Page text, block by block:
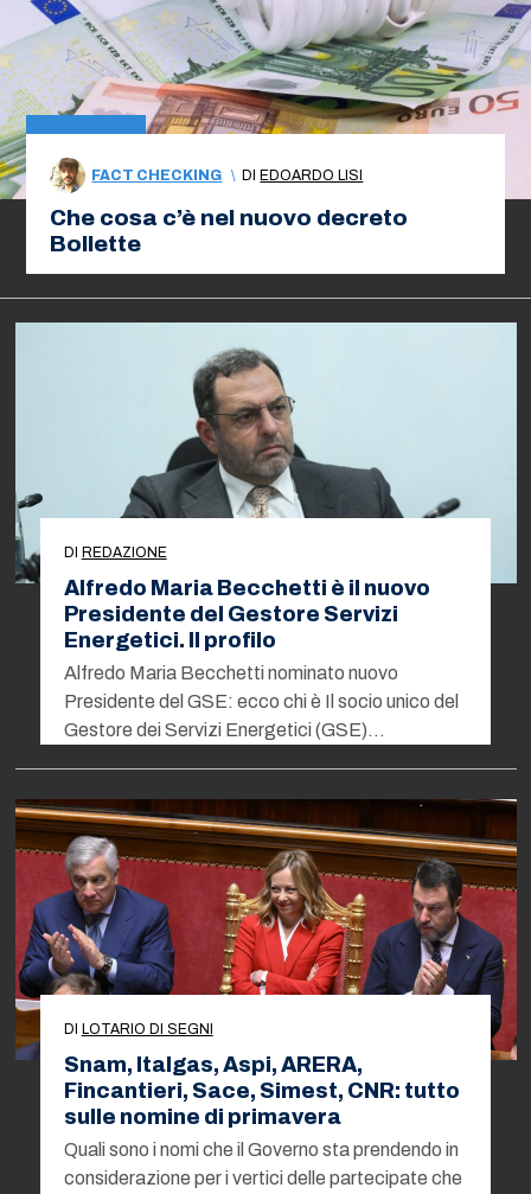
FACT CHECKING \ DIEDOARDO LISI
Che cosa c’è nel nuovo decreto
Bollette
DI REDAZIONE
Alfredo Maria Becchetti è il nuovo
Presidente del Gestore Servizi
Energetici. Il profilo
Alfredo Maria Becchetti nominato nuovo
Presidente del GSE: ecco chi è Il socio unico del
Gestore dei Servizi Energetici (GSE)…
DI LOTARIO DI SEGNI
Snam, Italgas, Aspi, ARERA,
Fincantieri, Sace, Simest, CNR: tutto
sulle nomine di primavera
Quali sono i nomi che il Governo sta prendendo in
considerazione per i vertici delle partecipate che